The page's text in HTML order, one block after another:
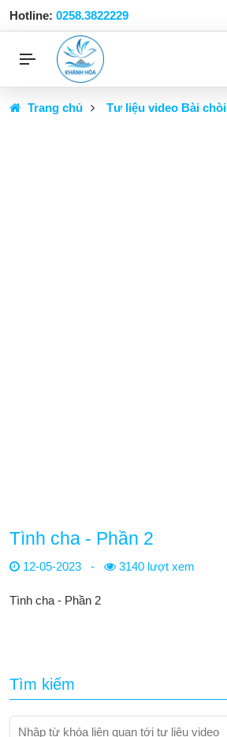
Hotline: 0258.3822229
Trang chủ Tư liệu video Bài chòi
Tình cha - Phần 2
12-05-2023 - 3140 lượt xem
Tình cha - Phần 2
Tìm kiếm